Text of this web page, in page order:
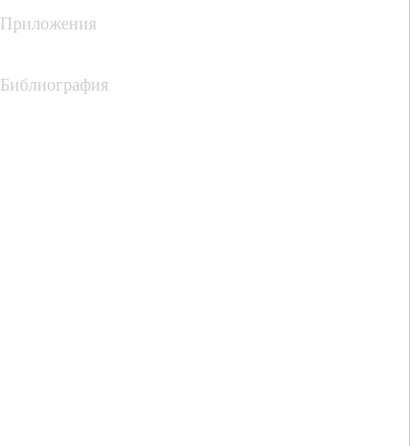
Приложения
Библиография